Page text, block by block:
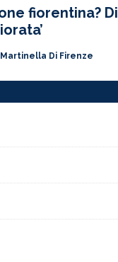
fiorentina? Di
Martinella Di Firenze